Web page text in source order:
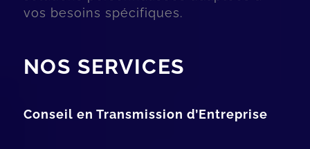
vos besoins spécifiques.
NOS SERVICES
Conseil en Transmission d’Entreprise